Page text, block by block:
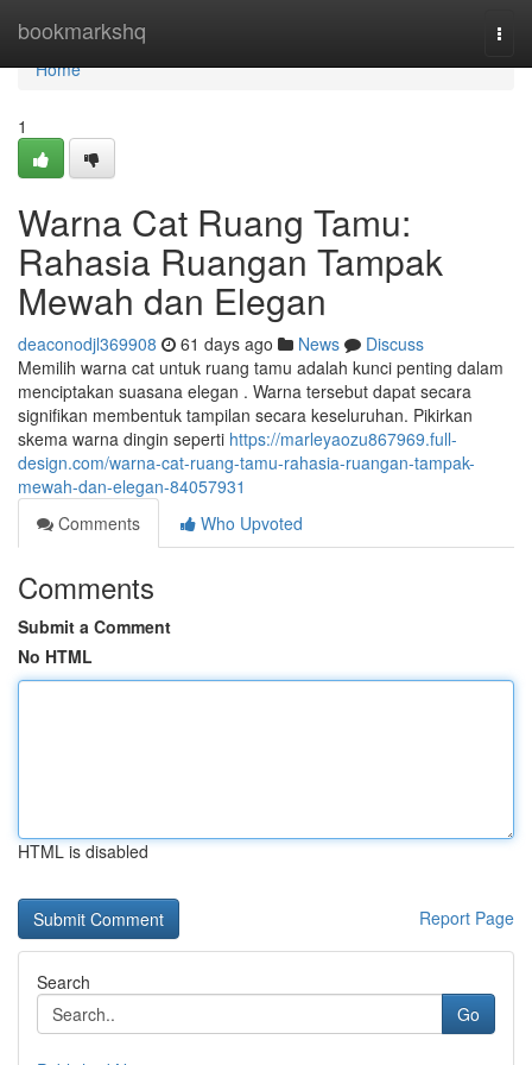
bookmarkshq
Home
Home
1
Warna Cat Ruang Tamu:
Rahasia Ruangan Tampak
Mewah dan Elegan
deaconodjl369908 61 days ago News
Discuss
Memilih warna cat untuk ruang tamu adalah kunci penting dalam
menciptakan suasana elegan . Warna tersebut dapat secara
signifikan membentuk tampilan secara keseluruhan. Pikirkan
skema warna dingin seperti https://marleyaozu867969.full-
design.com/warna-cat-ruang-tamu-rahasia-ruangan-tampak-
mewah-dan-elegan-84057931
Comments
Who Upvoted
Comments
Submit a Comment
No HTML
HTML is disabled
Report Page
Search
Go